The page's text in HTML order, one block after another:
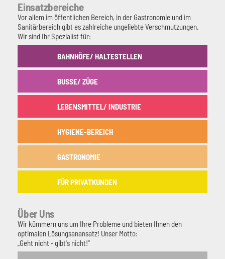
Einsatzbereiche
Vor allem im öffentlichen Bereich, in der Gastronomie und im
Sanitärbereich gibt es zahlreiche ungeliebte Verschmutzungen.
Wir sind Ihr Spezialist für:
BAHNHÖFE/ HALTESTELLEN
BUSSE/ ZÜGE
LEBENSMITTEL/ INDUSTRIE
HYGIENE-BEREICH
GASTRONOMIE
FÜR PRIVATKUNDEN
Über Uns
Wir kümmern uns um Ihre Probleme und bieten Ihnen den
optimalen Lösungsanansatz! Unser Motto:
„Geht nicht - gibt's nicht!“